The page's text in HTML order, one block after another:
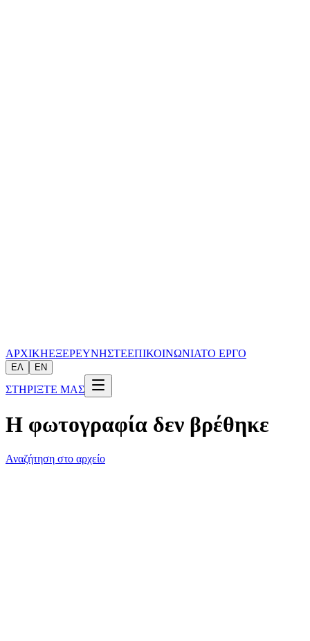
ΑΡΧΙΚΗΕΞΕΡΕΥΝΗΣΤΕΕΠΙΚΟΙΝΩΝΙΑΤΟ ΕΡΓΟ
ΕΛ EN
ΣΤΗΡΙΞΤΕ ΜΑΣ
Η φωτογραφία δεν βρέθηκε
Αναζήτηση στο αρχείο